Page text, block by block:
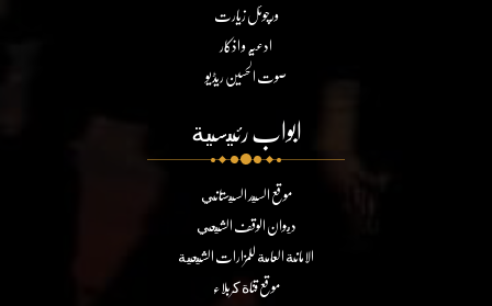
ورچوئل زیارت
ادعیہ و اذکار
صوت الحسین ریڈیو
ابواب رئيسية
موقع السيد السيستاني
ديوان الوقف الشيعي
الامانة العامة للمزارات الشيعية
موقع قناة كربلاء